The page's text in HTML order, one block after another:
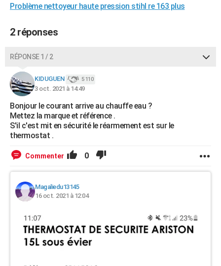
GUIDES D'ACHAT
BONS PLANS
Dictionnaire
Biographies
Citations
Expressions
Proverbes
PROGRAMME TV
COPAINS D'AVANT
S'inscrire
Se connecter
Lycées
Collèges
Primaires
Universités
Entreprises
Service militaire
Avis de recherche
AVIS DE DÉCÈS
FORUM
Problème nettoyeur haute pression stihl re 163 plus
2 réponses
RÉPONSE 1 / 2
KIDUGUEN 5 110
3 oct. 2021 à 14:49
Bonjour le courant arrive au chauffe eau ?
Mettez la marque et référence .
S'il c'est mit en sécurité le réarmement est sur le
thermostat .
Commenter 0
Magaliedu13145
16 oct. 2021 à 12:04